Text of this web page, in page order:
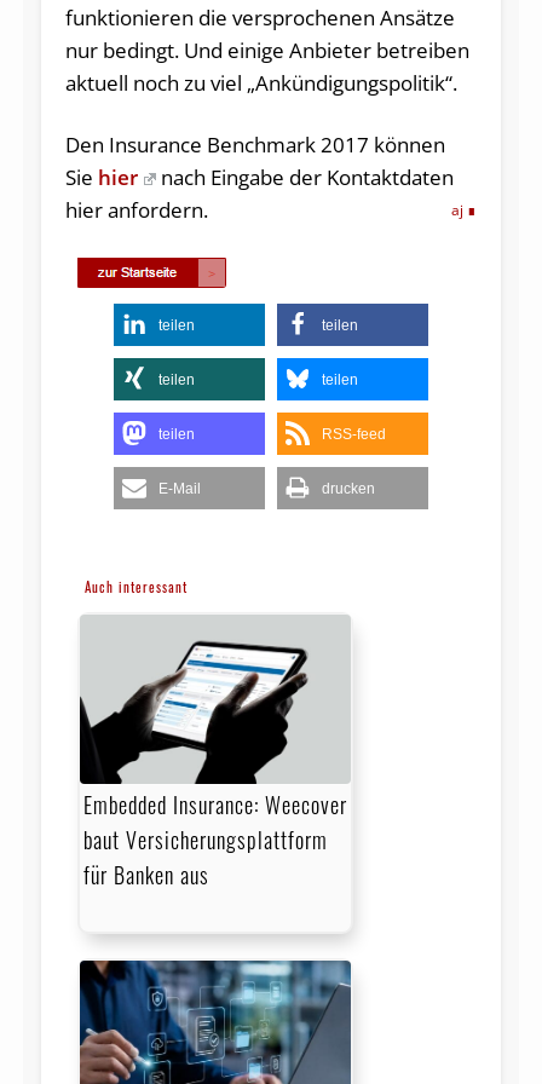
funktionieren die versprochenen Ansätze
nur bedingt. Und einige Anbieter betreiben
aktuell noch zu viel „Ankündigungspolitik“.
Den Insurance Benchmark 2017 können
Sie hier
nach Eingabe der Kontaktdaten
hier anfordern.
aj
teilen teilen
teilen teilen
teilen RSS-feed
E-Mail drucken
Auch interessant
Embedded Insurance: Weecover
baut Versicherungsplattform
für Banken aus